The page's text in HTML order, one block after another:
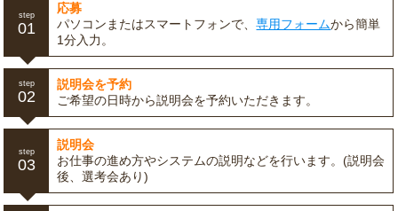
step
01
応募
パソコンまたはスマートフォンで、専用フォームから簡単
1分入力。
step
02
説明会を予約
ご希望の日時から説明会を予約いただきます。
step
03
説明会
お仕事の進め方やシステムの説明などを行います。(説明会
後、選考会あり)